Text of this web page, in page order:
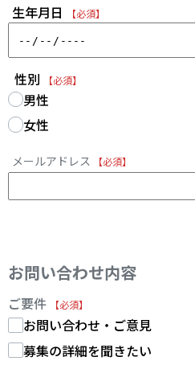
生年月日 【必須】
性別 【必須】
男性
女性
メールアドレス 【必須】
お問い合わせ内容
ご要件 【必須】
お問い合わせ・ご意見
募集の詳細を聞きたい